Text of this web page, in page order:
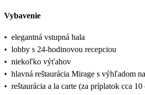
Vybavenie
• elegantná vstupná hala
• lobby s 24-hodinovou recepciou
• niekoľko výťahov
• hlavná reštaurácia Mirage s výhľadom
• reštaurácia a la carte (za príplatok cca